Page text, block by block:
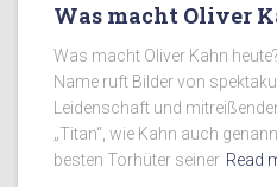
Was macht Oliver
Was macht Oliver Kahn
Name ruft Bilder von
Leidenschaft und
„Titan“, wie Kahn auch
besten Torhüter seiner Read